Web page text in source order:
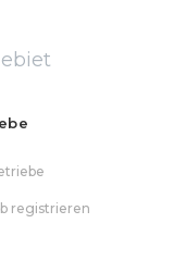
registrieren